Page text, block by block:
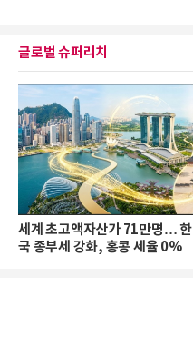
글로벌 슈퍼리치
세계 초고액자산가 71만명… 한
국 종부세 강화, 홍콩 세율 0%